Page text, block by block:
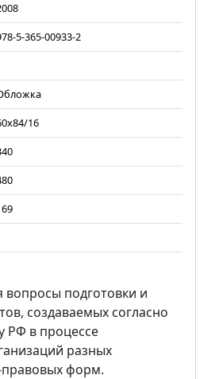
5-365-00933-2
16
вопросы подготовки и
создаваемых согласно
РФ в процессе
разных
форм.